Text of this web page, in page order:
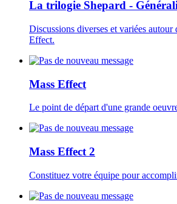
La trilogie Shepard -
Discussions diverses et variées autour
Effect.
Mass Effect
Le point de départ d'une grande
Mass Effect 2
Constituez votre équipe pour